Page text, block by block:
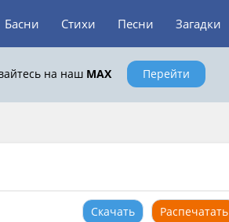
Басни Стихи Песни Загадки
на наш MAX Перейти
Скачать Распечатать